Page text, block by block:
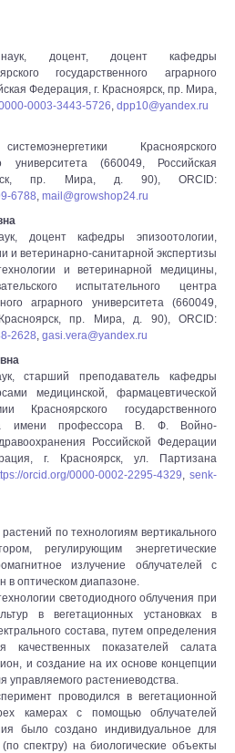
наук, доцент, доцент кафедры
государственного аграрного
Федерация, г. Красноярск, пр. Мира,
0003-3443-5726, dpp10@yandex.ru
Красноярского
университета (660049, Российская
пр. Мира, д. 90), ORCID:
6788, mail@growshop24.ru
доцент кафедры эпизоотологии,
и ветеринарно-санитарной экспертизы
и ветеринарной медицины,
испытательного центра
аграрного университета (660049,
пр. Мира, д. 90), ORCID:
2628, gasi.vera@yandex.ru
старший преподаватель кафедры
медицинской, фармацевтической
Красноярского государственного
имени профессора В. Ф. Войно-
Российской Федерации
г. Красноярск, ул. Партизана
orcid.org/0000-0002-2295-4329,senk-
по технологиям вертикального
регулирующим энергетические
излучение облучателей с
оптическом диапазоне.
светодиодного облучения при
в вегетационных установках в
состава, путем определения
качественных показателей салата
и создание на их основе концепции
управляемого растениеводства.
проводился в вегетационной
камерах с помощью облучателей
было создано индивидуальное для
спектру) на биологические объекты